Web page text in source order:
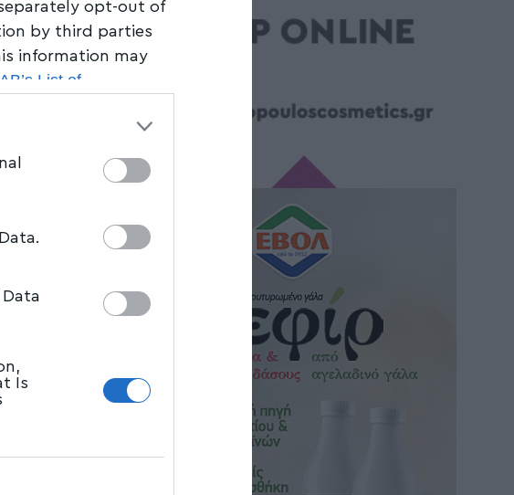
opt-out of
by third parties
information may
List of
Is